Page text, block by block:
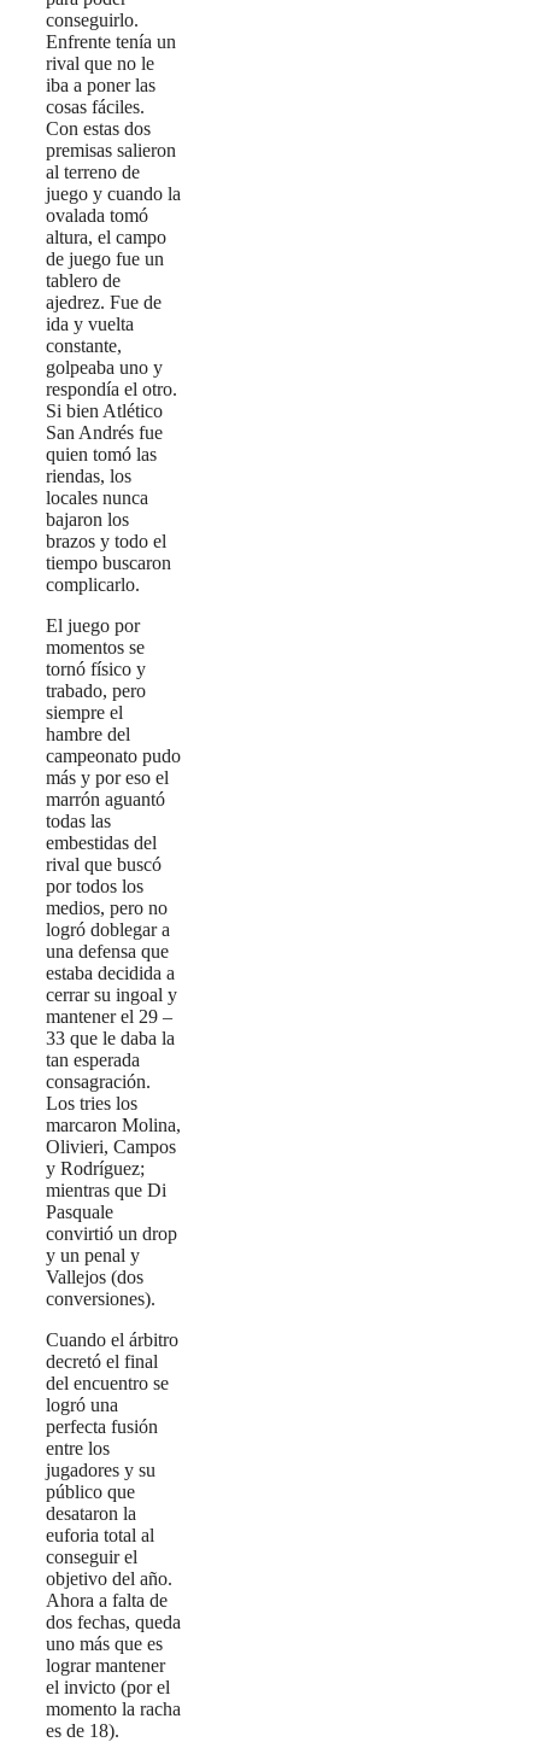
conseguirlo.
Enfrente tenía un
rival que no le
iba a poner las
cosas fáciles.
Con estas dos
premisas salieron
al terreno de
juego y cuando la
ovalada tomó
altura, el campo
de juego fue un
tablero de
ajedrez. Fue de
ida y vuelta
constante,
golpeaba uno y
respondía el otro.
Si bien Atlético
San Andrés fue
quien tomó las
riendas, los
locales nunca
bajaron los
brazos y todo el
tiempo buscaron
complicarlo.
El juego por
momentos se
tornó físico y
trabado, pero
siempre el
hambre del
campeonato pudo
más y por eso el
marrón aguantó
todas las
embestidas del
rival que buscó
por todos los
medios, pero no
logró doblegar a
una defensa que
estaba decidida a
cerrar su ingoal y
mantener el 29 –
33 que le daba la
tan esperada
consagración.
Los tries los
marcaron Molina,
Olivieri, Campos
y Rodríguez;
mientras que Di
Pasquale
convirtió un drop
y un penal y
Vallejos (dos
conversiones).
Cuando el árbitro
decretó el final
del encuentro se
logró una
perfecta fusión
entre los
jugadores y su
público que
desataron la
euforia total al
conseguir el
objetivo del año.
Ahora a falta de
dos fechas, queda
uno más que es
lograr mantener
el invicto (por el
momento la racha
es de 18).